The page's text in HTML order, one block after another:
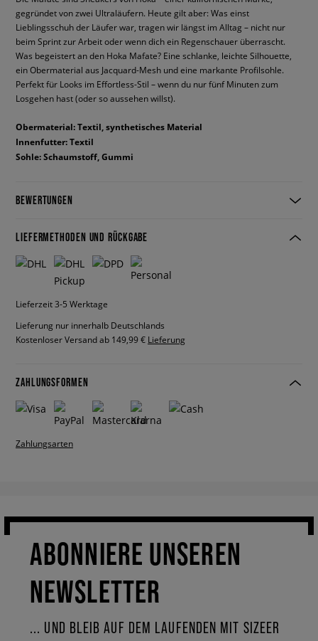
gegründet von zwei Ultraläufern. Heute gilt aber: Was einst
Lieblingsschuh der Läufer war, tragen wir längst im Alltag – nicht nur
beim Sprint zur Arbeit oder wenn dich ein Regenschauer überrascht.
Was begeistert an den Hoka Mafate? Eine schlanke, leichte Silhouette,
ein Obermaterial aus Jacquard-Mesh und eine markante Profilsohle.
Perfekt für Looks im Effortless-Stil – wenn du nur fünf Minuten zum
Losgehen hast (oder so aussehen willst).
Obermaterial: Textil, synthetisches Material
Innenfutter: Textil
Sohle: Schaumstoff, Gummi
BEWERTUNGEN
LIEFERMETHODEN UND RÜCKGABE
Lieferzeit 3-5 Werktage
Lieferung nur innerhalb Deutschlands
Kostenloser Versand ab 149,99 € Lieferung
ZAHLUNGSFORMEN
Zahlungsarten
ABONNIERE UNSEREN
NEWSLETTER
... UND BLEIB AUF DEM LAUFENDEN MIT SIZEER